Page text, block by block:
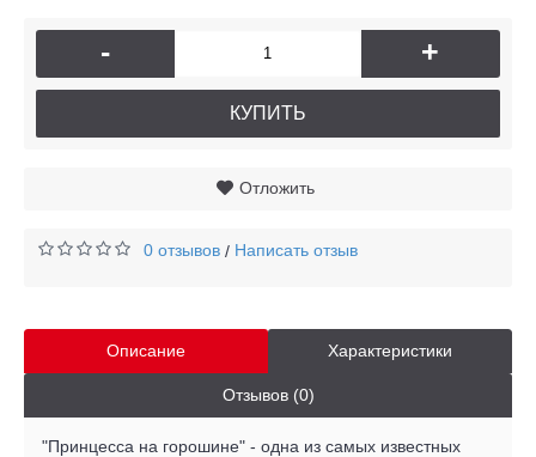
- +
КУПИТЬ
Отложить
0 отзывов / Написать отзыв
Описание Характеристики
Отзывов (0)
"Принцесса на горошине" - одна из самых известных